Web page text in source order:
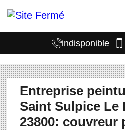
indisponible
Entreprise
Saint Sulpice Le
23800: couvreur